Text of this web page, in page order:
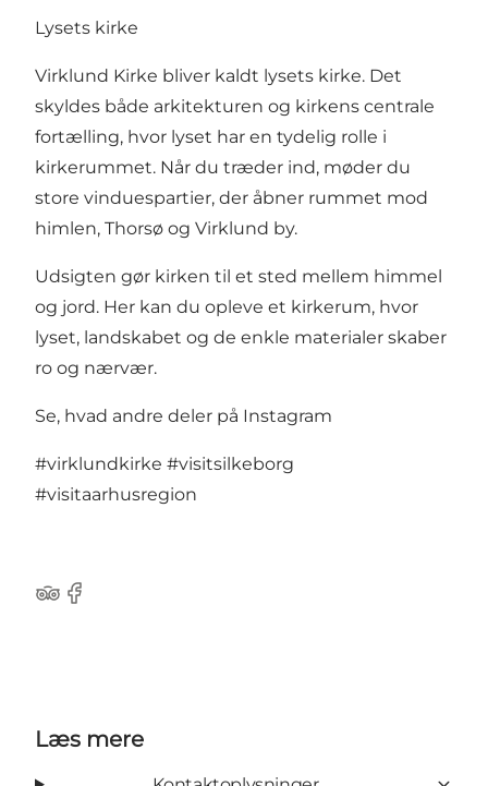
Lysets kirke
Virklund Kirke bliver kaldt lysets kirke. Det
skyldes både arkitekturen og kirkens centrale
fortælling, hvor lyset har en tydelig rolle i
kirkerummet. Når du træder ind, møder du
store vinduespartier, der åbner rummet mod
himlen, Thorsø og Virklund by.
Udsigten gør kirken til et sted mellem himmel
og jord. Her kan du opleve et kirkerum, hvor
lyset, landskabet og de enkle materialer skaber
ro og nærvær.
Se, hvad andre deler på Instagram
#virklundkirke #visitsilkeborg
#visitaarhusregion
TripAdvisor
Facebook
Læs mere